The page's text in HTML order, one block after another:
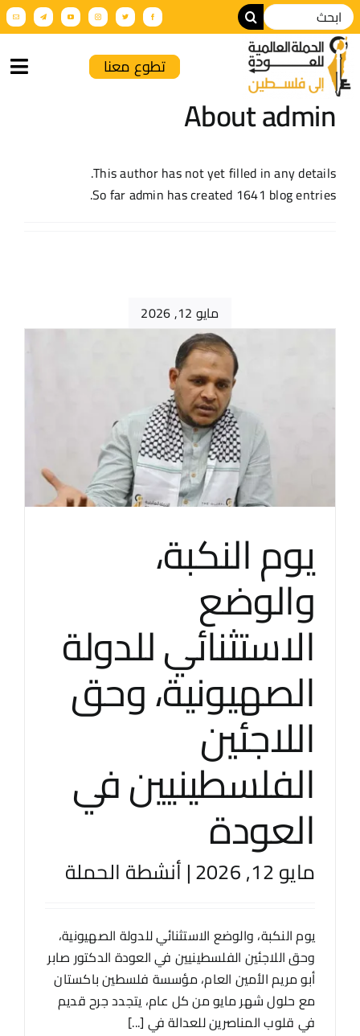
الرئيسية
من نحن
فعاليات تضامنية
الإنتاج الإعلامي
اتصل بنا
EN
تطوع معنا
Aboutadmin
This author has not yet filled in any details.
So far admin has created 1641 blog entries.
مايو 12, 2026
يوم النكبة،
والوضع
الاستثنائي للدولة
الصهيونية، وحق
اللاجئين
الفلسطينيين في
العودة
مايو 12, 2026 |أنشطة الحملة
يوم النكبة، والوضع الاستثنائي للدولة الصهيونية،
وحق اللاجئين الفلسطينيين في العودة الدكتور صابر
أبو مريم الأمين العام، مؤسسة فلسطين باكستان
مع حلول شهر مايو من كل عام، يتجدد جرح قديم
في قلوب المناصرين للعدالة في [...]